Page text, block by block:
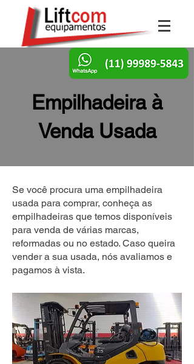
Empilhadeira à
Venda Usada
Se você procura uma empilhadeira
usada para comprar, conheça as
empilhadeiras que temos disponíveis
para venda de várias marcas,
reformadas ou no estado. Caso queira
vender a sua usada, nós avaliamos e
pagamos à vista.